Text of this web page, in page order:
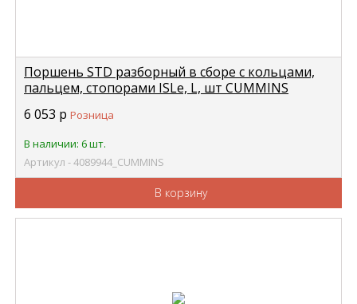
Поршень STD разборный в сборе с кольцами,
пальцем, стопорами ISLe, L, шт CUMMINS
6 053 р Розница
В наличии: 6 шт.
Артикул - 4089944_CUMMINS
В корзину